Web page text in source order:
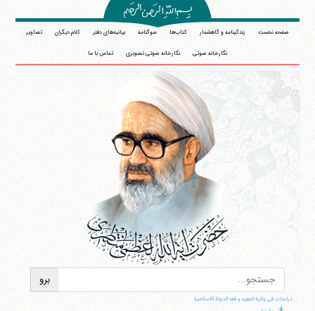
صفحه نخست زندگینامه و گاهشمار کتاب‌ها سوگنامه بیانیه‌های دفتر کلام دیگران تصاویر
نگارخانه صوتی نگارخانه صوتی تصویری تماس با ما
دراسات فی ولایة الفقیه و فقه الدولة الاسلامیة